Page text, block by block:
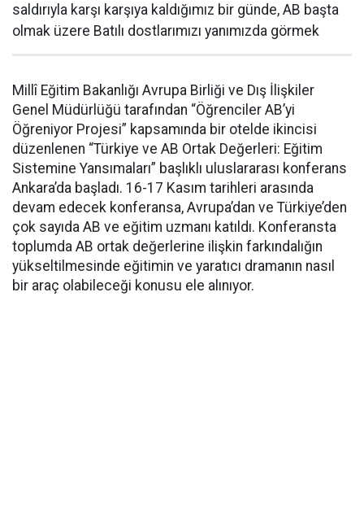
saldırıyla karşı karşıya kaldığımız bir günde, AB başta
olmak üzere Batılı dostlarımızı yanımızda görmek
Millî Eğitim Bakanlığı Avrupa Birliği ve Dış İlişkiler
Genel Müdürlüğü tarafından “Öğrenciler AB’yi
Öğreniyor Projesi” kapsamında bir otelde ikincisi
düzenlenen “Türkiye ve AB Ortak Değerleri: Eğitim
Sistemine Yansımaları” başlıklı uluslararası konferans
Ankara’da başladı. 16-17 Kasım tarihleri arasında
devam edecek konferansa, Avrupa’dan ve Türkiye’den
çok sayıda AB ve eğitim uzmanı katıldı. Konferansta
toplumda AB ortak değerlerine ilişkin farkındalığın
yükseltilmesinde eğitimin ve yaratıcı dramanın nasıl
bir araç olabileceği konusu ele alınıyor.